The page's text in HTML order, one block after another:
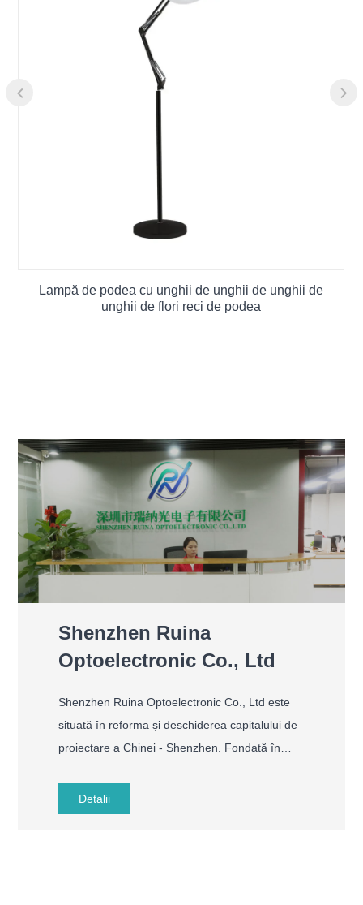
Lampă de podea cu unghii de unghii de unghii de
unghii de flori reci de podea
Shenzhen Ruina
Optoelectronic Co., Ltd
Shenzhen Ruina Optoelectronic Co., Ltd este
situată în reforma și deschiderea capitalului de
proiectare a Chinei - Shenzhen. Fondată în
instrumente de înfrumusețare a unghiilor. Avem
Rnina Holding Group, compania este angajată
Detalii